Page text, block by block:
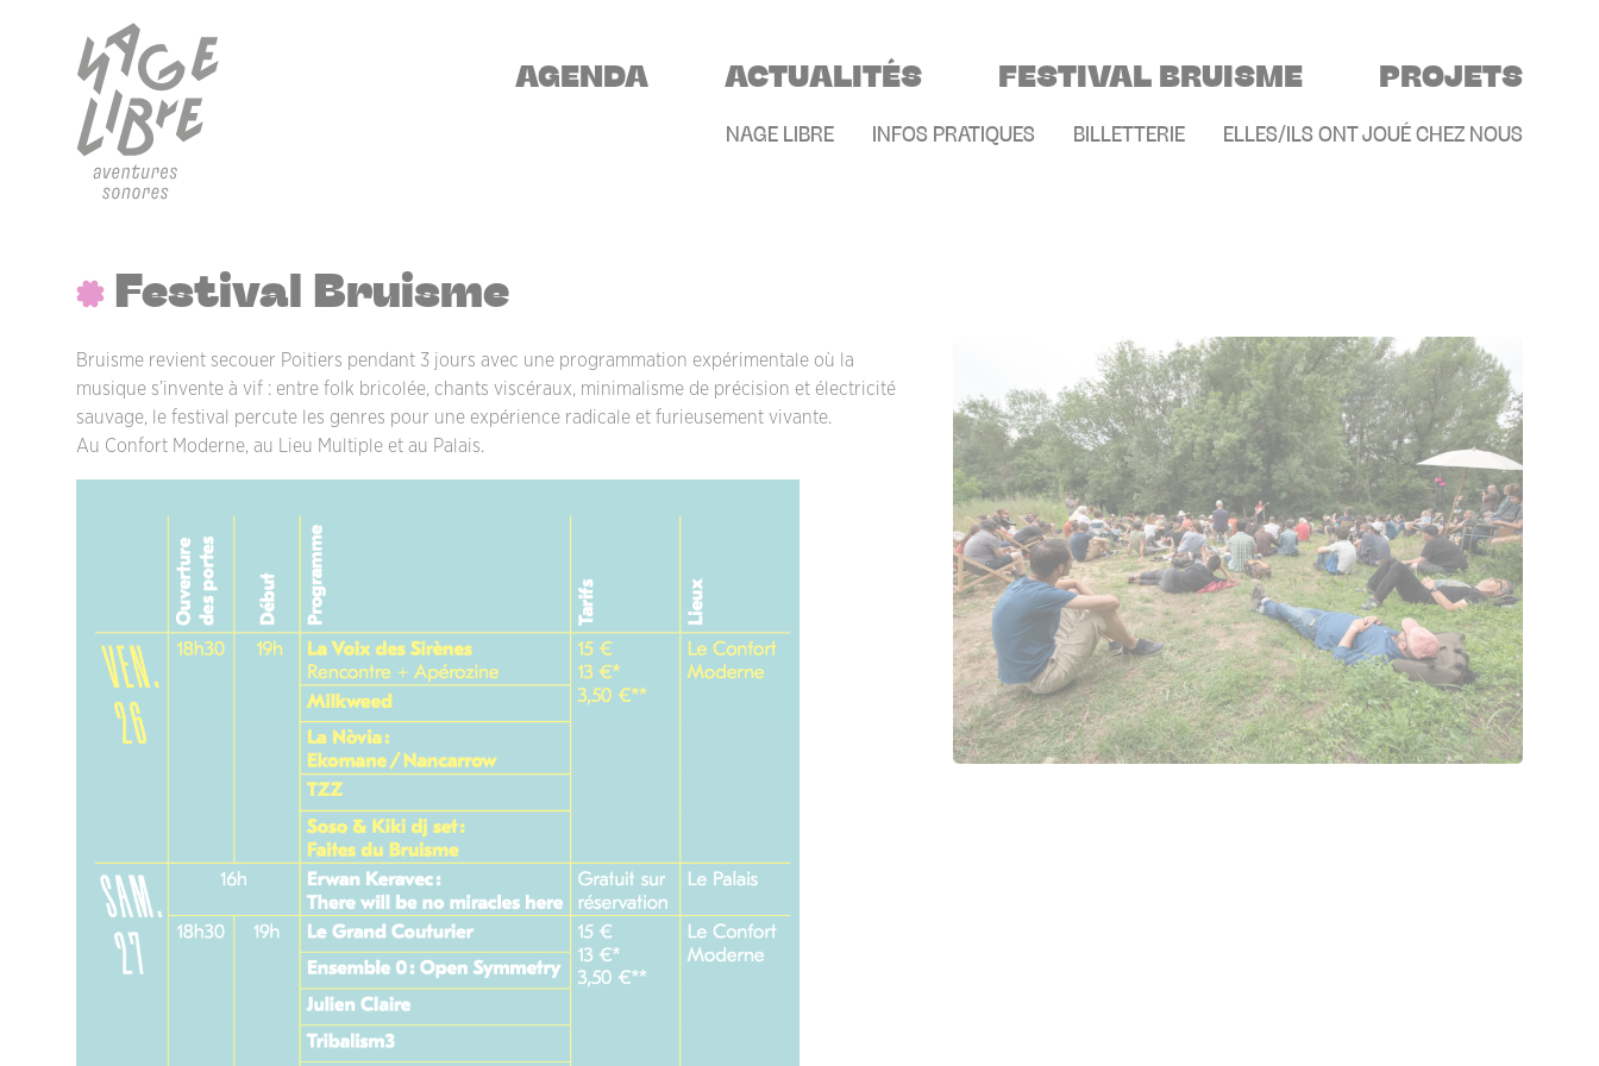
NAVIGATION PRINCIPALE
AGENDA ACTUALITÉS FESTIVAL BRUISME PROJETS
MENU SECONDAIRE
NAGE LIBRE INFOS PRATIQUES BILLETTERIE ELLES/ILS ONT JOUÉ CHEZ NOUS
Festival Bruisme
Bruisme revient secouer Poitiers pendant 3 jours avec une programmation expérimentale où la
musique s’invente à vif : entre folk bricolée, chants viscéraux, minimalisme de précision et électricité
sauvage, le festival percute les genres pour une expérience radicale et furieusement vivante.
Au Confort Moderne, au Lieu Multiple et au Palais.